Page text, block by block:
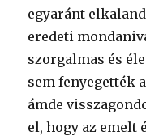
egyaránt
eredeti
szorgalmas és
sem fenyegették
ámde
el, hogy az emelt